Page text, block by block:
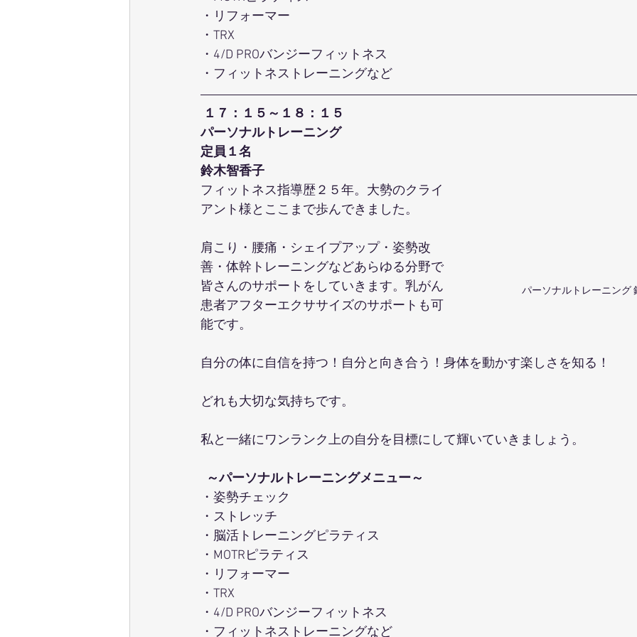
・リフォーマー
・TRX
・4/D PROバンジーフィットネス
・フィットネストレーニングなど
パーソナルトレーニング
１７：１５～１８：１５
パーソナルトレーニング
定員１名
鈴木智香子
フィットネス指導歴２５年。大勢のクライ
アント様とここまで歩んできました。
肩こり・腰痛・シェイプアップ・姿勢改
善・体幹トレーニングなどあらゆる分野で
皆さんのサポートをしていきます。乳がん
患者アフターエクササイズのサポートも可
能です。
自分の体に自信を持つ！自分と向き合う！身体を動かす楽しさを知る！
どれも大切な気持ちです。
私と一緒にワンランク上の自分を目標にして輝いていきましょう。
～パーソナルトレーニングメニュー～
・姿勢チェック
・ストレッチ
・脳活トレーニングピラティス
・MOTRピラティス
・リフォーマー
・TRX
・4/D PROバンジーフィットネス
・フィットネストレーニングなど